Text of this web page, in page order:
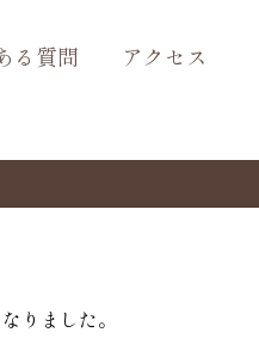
る質問 アクセス
りました。